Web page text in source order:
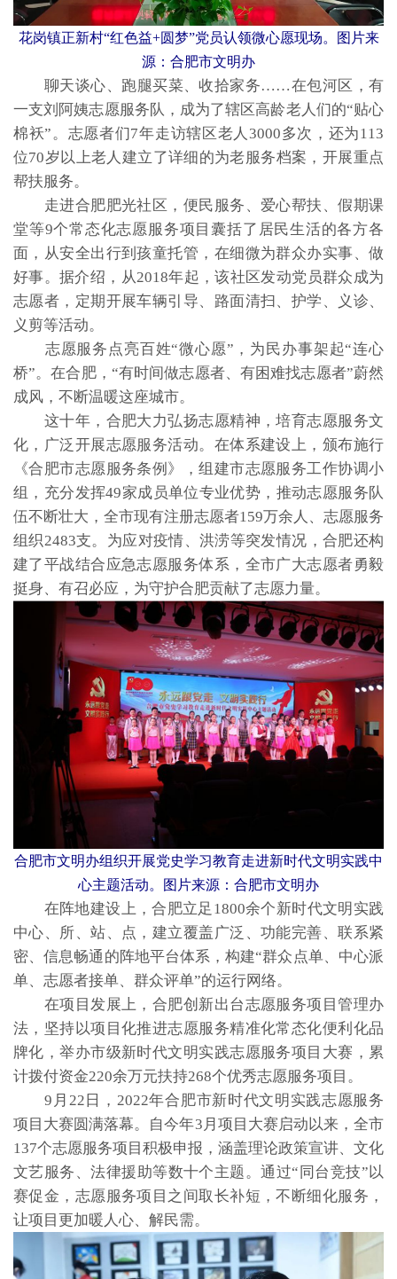
花岗镇正新村“红色益+圆梦”党员认领微心愿现场。图片来
源：合肥市文明办
聊天谈心、跑腿买菜、收拾家务……在包河区，有
一支刘阿姨志愿服务队，成为了辖区高龄老人们的“贴心
棉袄”。志愿者们7年走访辖区老人3000多次，还为113
位70岁以上老人建立了详细的为老服务档案，开展重点
帮扶服务。
走进合肥肥光社区，便民服务、爱心帮扶、假期课
堂等9个常态化志愿服务项目囊括了居民生活的各方各
面，从安全出行到孩童托管，在细微为群众办实事、做
好事。据介绍，从2018年起，该社区发动党员群众成为
志愿者，定期开展车辆引导、路面清扫、护学、义诊、
义剪等活动。
志愿服务点亮百姓“微心愿”，为民办事架起“连心
桥”。在合肥，“有时间做志愿者、有困难找志愿者”蔚然
成风，不断温暖这座城市。
这十年，合肥大力弘扬志愿精神，培育志愿服务文
化，广泛开展志愿服务活动。在体系建设上，颁布施行
《合肥市志愿服务条例》，组建市志愿服务工作协调小
组，充分发挥49家成员单位专业优势，推动志愿服务队
伍不断壮大，全市现有注册志愿者159万余人、志愿服务
组织2483支。为应对疫情、洪涝等突发情况，合肥还构
建了平战结合应急志愿服务体系，全市广大志愿者勇毅
挺身、有召必应，为守护合肥贡献了志愿力量。
合肥市文明办组织开展党史学习教育走进新时代文明实践中
心主题活动。图片来源：合肥市文明办
在阵地建设上，合肥立足1800余个新时代文明实践
中心、所、站、点，建立覆盖广泛、功能完善、联系紧
密、信息畅通的阵地平台体系，构建“群众点单、中心派
单、志愿者接单、群众评单”的运行网络。
在项目发展上，合肥创新出台志愿服务项目管理办
法，坚持以项目化推进志愿服务精准化常态化便利化品
牌化，举办市级新时代文明实践志愿服务项目大赛，累
计拨付资金220余万元扶持268个优秀志愿服务项目。
9月22日，2022年合肥市新时代文明实践志愿服务
项目大赛圆满落幕。自今年3月项目大赛启动以来，全市
137个志愿服务项目积极申报，涵盖理论政策宣讲、文化
文艺服务、法律援助等数十个主题。通过“同台竞技”以
赛促金，志愿服务项目之间取长补短，不断细化服务，
让项目更加暖人心、解民需。